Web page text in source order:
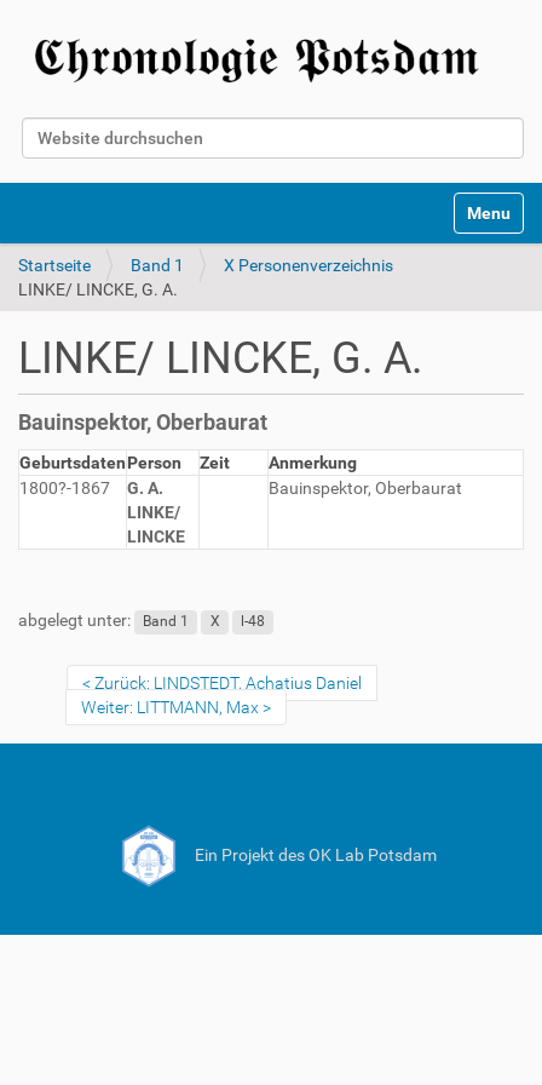
Website durchsuchen
Toggle
Startseite Band 1
X Personenverzeichnis
LINKE/ LINCKE, G. A.
LINKE/ LINCKE, G. A.
Bauinspektor, Oberbaurat
GeburtsdatenPerson Zeit
Anmerkung
1800?-1867
G. A.
LINKE/
LINCKE
Bauinspektor, Oberbaurat
abgelegt unter: Band 1 X l-48
Zurück: LINDSTEDT, Achatius Daniel
Weiter: LITTMANN, Max
Ein Projekt des OK Lab Potsdam